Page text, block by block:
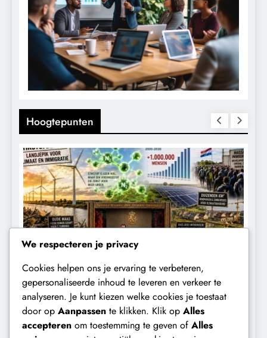
Hoogtepunten
CONTROLE GEOPOLITIEK
Baudet waarschuwde al in 2020:
‘Stikstofbeleid is landjepik voor klimaat
We respecteren je privacy
Cookies helpen ons je ervaring te verbeteren,
gepersonaliseerde inhoud te leveren en verkeer te
analyseren. Je kunt kiezen welke cookies je toestaat
door op Aanpassen te klikken. Klik op Alles
accepteren om toestemming te geven of Alles